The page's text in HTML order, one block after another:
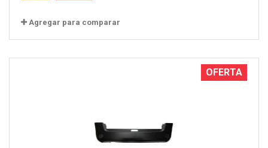
Agregar para comparar
OFERTA